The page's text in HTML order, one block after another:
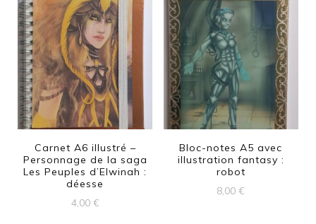
Carnet A6 illustré –
Personnage de la saga
Les Peuples d’Elwinah :
déesse
4,00 €
Bloc-notes A5 avec
illustration fantasy :
robot
8,00€